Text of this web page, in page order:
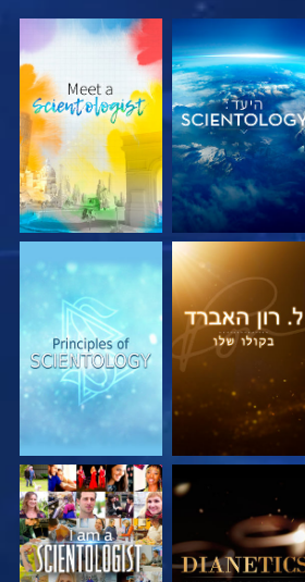
בדוק את הסדרה בדוק את הסדרה
בדוק את הסדרה צפה